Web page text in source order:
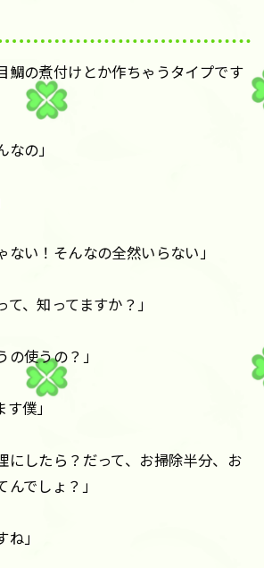
鯛の煮付けとか作ちゃうタイプです
なの」
ない！そんなの全然いらない」
、知ってますか？」
の使うの？」
僕」
にしたら？だって、お掃除半分、お
でしょ？」
ね」